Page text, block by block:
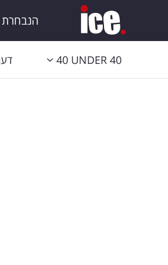
הנבחרת
40 UNDER 40